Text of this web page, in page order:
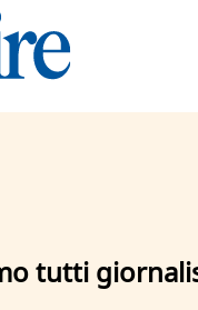
tutti